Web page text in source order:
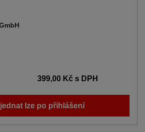
399,00 Kčs DPH
lze po přihlášení